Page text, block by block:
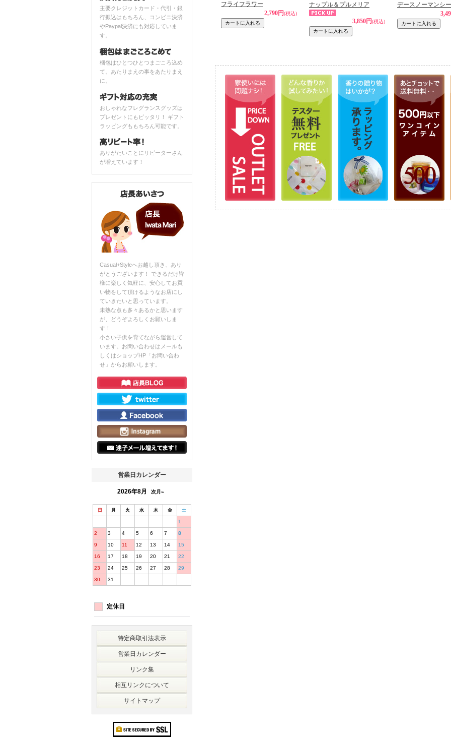
主要クレジットカード・代引・銀
行振込はもちろん、コンビニ決済
やPaypal決済にも対応していま
す。
梱包はひとつひとつまごころ込め
て。あたりまえの事をあたりまえ
に。
おしゃれなフレグランスグッズは
プレゼントにもピッタリ！ ギフト
ラッピングももちろん可能です。
ありがたいことにリピーターさん
が増えています！
Casual+Styleへお越し頂き、あり
がとうございます！ できるだけ皆
様に楽しく気軽に、安心してお買
い物をして頂けるようなお店にし
ていきたいと思っています。
未熟な点も多々あるかと思います
が、どうぞよろしくお願いしま
す！
小さい子供を育てながら運営して
います。お問い合わせはメールも
しくはショップHP「お問い合わ
せ」からお願いします。
営業日カレンダー
2026年8月 次月»
日 月 火 水 木 金 土
1
2 3 4 5 6 7 8
9 10 11 12 13 14 15
16 17 18 19 20 21 22
23 24 25 26 27 28 29
30 31
定休日
特定商取引法表示
営業日カレンダー
リンク集
相互リンクについて
サイトマップ
フライフラワー
2,790円(税込)
ナップル＆プルメリア
3,850円(税込)
デースノーマンシ